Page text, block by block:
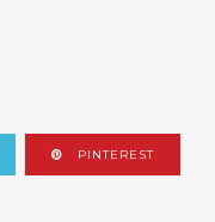
PINTEREST